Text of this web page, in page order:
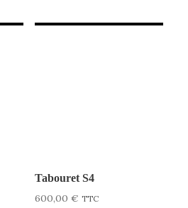
Tabouret S4
600,00 € TTC